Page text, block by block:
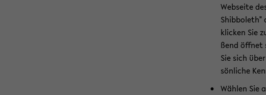
Web­sei­te
Shib­bo­leth"
kli­cken Sie
ßend öff­net
Sie sich
sön­li­che
Wäh­len Sie